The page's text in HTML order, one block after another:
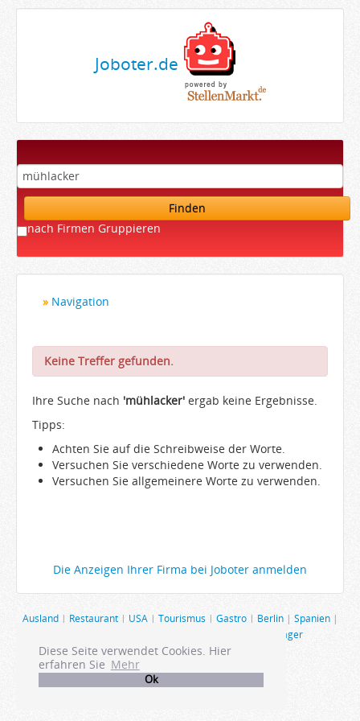
Diese Seite verwendet Cookies. Hier
erfahren Sie Mehr
Ok
Joboter.de
Finden
nach Firmen Gruppieren
Navigation
Bewerber
Arbeitgeber
Firmen von A-Z
Karrieremail
JobWiki
Berufe
Keine Treffer gefunden.
Ihre Suche nach 'mühlacker' ergab keine Ergebnisse.
Tipps:
Achten Sie auf die Schreibweise der Worte.
Versuchen Sie verschiedene Worte zu verwenden.
Versuchen Sie allgemeinere Worte zu verwenden.
Die Anzeigen Ihrer Firma bei Joboter anmelden
Ausland| Restaurant| USA | Tourismus| Gastro| Berlin| Spanien|
Manager